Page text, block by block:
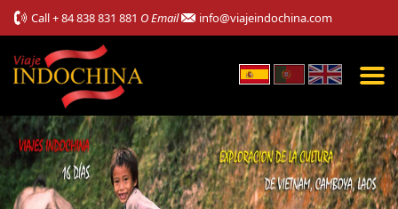
Call+ 84 838 831 881 O Email info@viajeindochina.com